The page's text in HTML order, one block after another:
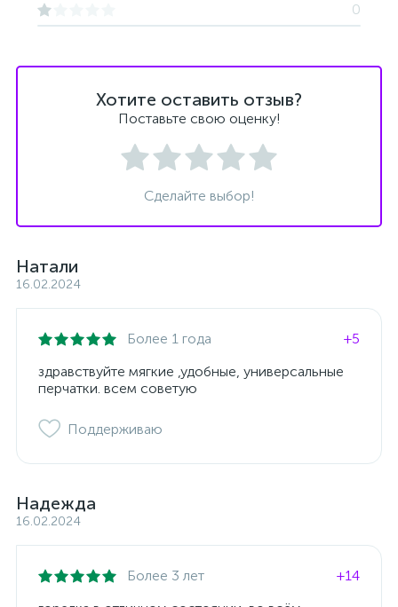
Хотите оставить отзыв?
Поставьте свою оценку!
Сделайте выбор!
Натали
16.02.2024
Более 1 года
+5
здравствуйте мягкие ,удобные, универсальные
перчатки. всем советую
Поддерживаю
Надежда
16.02.2024
Более 3 лет
+14
0